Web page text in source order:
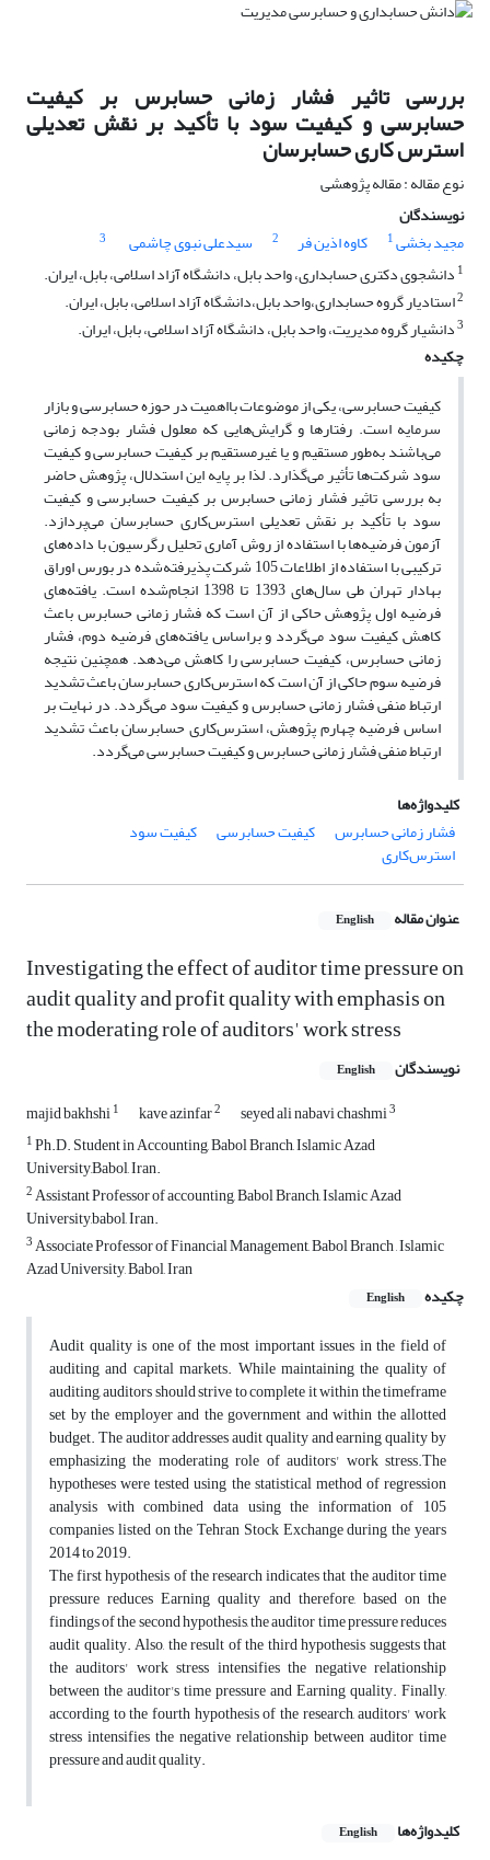
بررسی تاثیر فشار زمانی حسابرس بر کیفیت
حسابرسی و کیفیت سود با تأکید بر نقش تعدیلی
استرس کاری حسابرسان
نوع مقاله : مقاله پژوهشی
نویسندگان
مجید بخشی1 کاوه اذین فر 2 سیدعلی نبوی چاشمی
3
1 دانشجوی دکتری حسابداری، واحد بابل، دانشگاه آزاد اسلامی، بابل، ایران.
2استادیار گروه حسابداری،واحد بابل،دانشگاه آزاد اسلامی، بابل، ایران.
3دانشیار گروه مدیریت، واحد بابل، دانشگاه آزاد اسلامی، بابل، ایران.
چکیده
کیفیت حسابرسی، یکی از موضوعات بااهمیت در حوزه حسابرسی و بازار
سرمایه است. رفتارها و گرایش‌هایی که معلول فشار بودجه زمانی
می‌باشند به‌طور مستقیم و یا غیرمستقیم بر کیفیت حسابرسی و کیفیت
سود شرکت‌ها تأثیر می‌گذارد. لذا بر پایه این استدلال، پژوهش حاضر
به بررسی تاثیر فشار زمانی حسابرس بر کیفیت حسابرسی و کیفیت
سود با تأکید بر نقش تعدیلی استرس‌کاری حسابرسان می‌پردازد.
آزمون فرضیه‌ها با استفاده از روش آماری تحلیل رگرسیون با داده‌های
ترکیبی با استفاده از اطلاعات 105 شرکت پذیرفته‌شده در بورس اوراق
بهادار تهران طی سال‌های 1393 تا 1398 انجام‌شده است. یافته‌های
فرضیه اول پژوهش حاکی از آن است که فشار زمانی حسابرس باعث
کاهش کیفیت سود می‌گردد و براساس یافته‌های فرضیه دوم، فشار
زمانی حسابرس، کیفیت حسابرسی را کاهش می‌دهد. همچنین نتیجه
فرضیه سوم حاکی از آن است که استرس‌کاری حسابرسان باعث تشدید
ارتباط منفی فشار زمانی حسابرس و کیفیت سود می‌گردد. در نهایت بر
اساس فرضیه چهارم پژوهش، استرس‌کاری حسابرسان باعث تشدید
ارتباط منفی فشار زمانی حسابرس و کیفیت حسابرسی می‌گردد.
کلیدواژه‌ها
فشار زمانی حسابرس
کیفیت حسابرسی کیفیت سود
استرس‌کاری
عنوان مقاله English
Investigating the effect of auditor time pressure on
audit quality and profit quality with emphasis on
the moderating role of auditors' work stress
نویسندگان English
majid bakhshi1 kave azinfar2 seyed ali nabavi chashmi3
1Ph.D. Student in Accounting, Babol Branch, Islamic Azad
University,Babol, Iran.
2Assistant Professor of accounting, Babol Branch, Islamic Azad
University,babol, Iran.
3Associate Professor of Financial Management, Babol Branch , Islamic
Azad University, Babol, Iran
چکیده
English
Audit quality is one of the most important issues in the field of
auditing and capital markets. While maintaining the quality of
auditing, auditors should strive to complete it within the timeframe
set by the employer and the government and within the allotted
budget. The auditor addresses audit quality and earning quality by
emphasizing the moderating role of auditors' work stress.The
hypotheses were tested using the statistical method of regression
analysis with combined data using the information of 105
companies listed on the Tehran Stock Exchange during the years
2014 to 2019.
The first hypothesis of the research indicates that the auditor time
pressure reduces Earning quality and therefore, based on the
findings of the second hypothesis, the auditor time pressure reduces
audit quality. Also, the result of the third hypothesis suggests that
the auditors' work stress intensifies the negative relationship
between the auditor's time pressure and Earning quality. Finally,
according to the fourth hypothesis of the research, auditors' work
stress intensifies the negative relationship between auditor time
pressure and audit quality.
کلیدواژه‌ها English